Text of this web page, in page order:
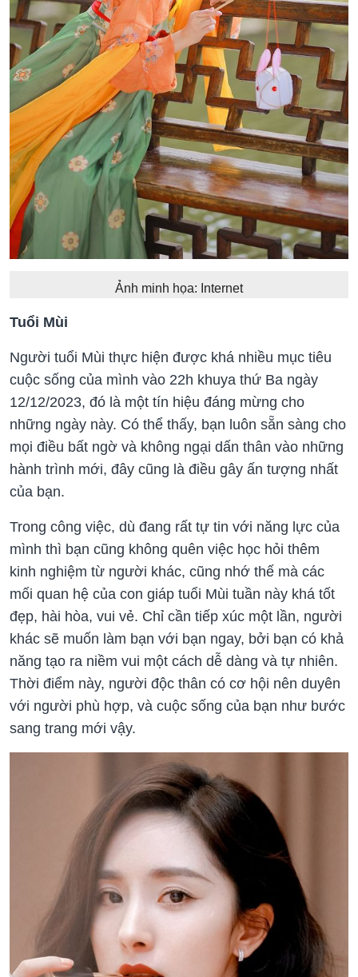
Ảnh minh họa: Internet
Tuổi Mùi
Người tuổi Mùi thực hiện được khá nhiều mục tiêu
cuộc sống của mình vào 22h khuya thứ Ba ngày
12/12/2023, đó là một tín hiệu đáng mừng cho
những ngày này. Có thể thấy, bạn luôn sẵn sàng cho
mọi điều bất ngờ và không ngại dấn thân vào những
hành trình mới, đây cũng là điều gây ấn tượng nhất
của bạn.
Trong công việc, dù đang rất tự tin với năng lực của
mình thì bạn cũng không quên việc học hỏi thêm
kinh nghiệm từ người khác, cũng nhớ thế mà các
mối quan hệ của con giáp tuổi Mùi tuần này khá tốt
đẹp, hài hòa, vui vẻ. Chỉ cần tiếp xúc một lần, người
khác sẽ muốn làm bạn với bạn ngay, bởi bạn có khả
năng tạo ra niềm vui một cách dễ dàng và tự nhiên.
Thời điểm này, người độc thân có cơ hội nên duyên
với người phù hợp, và cuộc sống của bạn như bước
sang trang mới vậy.